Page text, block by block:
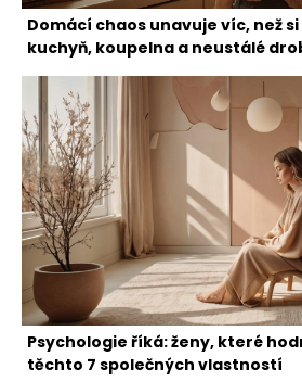
Domácí chaos unavuje víc, než
kuchyň, koupelna a neustálé
Psychologie říká: ženy, které
těchto 7 společných vlastností